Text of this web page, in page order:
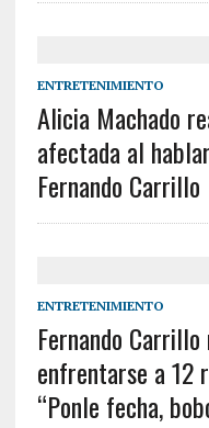
ENTRETENIMIENTO
Alicia Machado
afectada al
Fernando Carrillo
ENTRETENIMIENTO
Fernando
enfrentarse a 12
“Ponle fecha,